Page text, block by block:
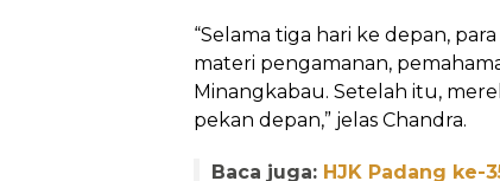
“Selama tiga hari ke depan,
materi pengamanan,
Minangkabau. Setelah itu,
pekan depan,” jelas Chandra.
Baca juga: HJK Padang ke-